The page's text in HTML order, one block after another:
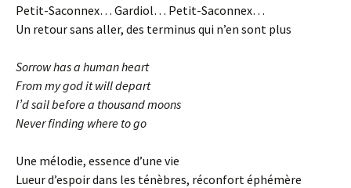
Petit-Saconnex… Gardiol… Petit-Saconnex…
Un retour sans aller, des terminus qui n’en sont plus
Sorrow has a human heart
From my god it will depart
I’d sail before a thousand moons
Never finding where to go
Une mélodie, essence d’une vie
Lueur d’espoir dans les ténèbres, réconfort éphémère